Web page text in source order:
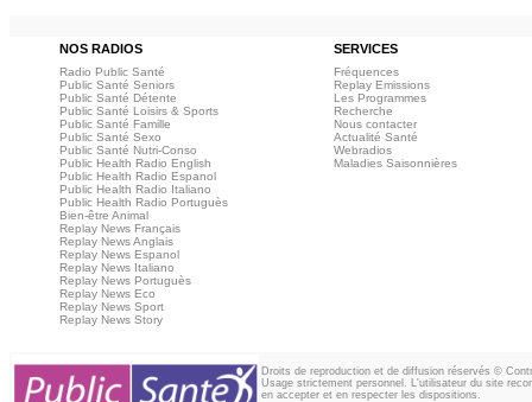
NOS RADIOS SERVICES
Radio Public Santé
Public Santé Seniors
Public Santé Détente
Public Santé Loisirs & Sports
Public Santé Famille
Public Santé Sexo
Public Santé Nutri-Conso
Public Health Radio English
Public Health Radio Espanol
Public Health Radio Italiano
Public Health Radio Portuguès
Bien-être Animal
Replay News Français
Replay News Anglais
Replay News Espanol
Replay News Italiano
Replay News Portuguès
Replay News Eco
Replay News Sport
Replay News Story
Fréquences
Replay Emissions
Les Programmes
Recherche
Nous contacter
Actualité Santé
Webradios
Maladies Saisonnières
Droits de reproduction et de diffusion réservés ©
Usage strictement personnel. L'utilisateur du site
en accepter et en respecter les dispositions.